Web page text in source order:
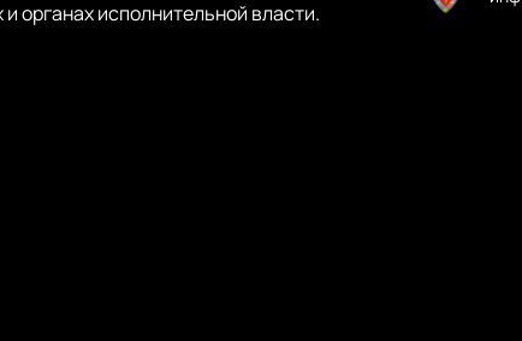
органах исполнительной власти.